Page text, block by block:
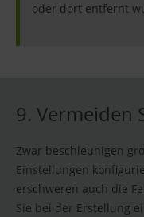
oder dort entfernt
9. Vermeiden
Zwar beschleunigen
Einstellungen
erschweren auch die
Sie bei der Erstellung